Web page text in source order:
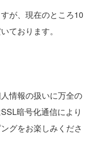
が、現在のところ10
ております。
情報の扱いに万全の
暗号化通信により
グをお楽しみくださ